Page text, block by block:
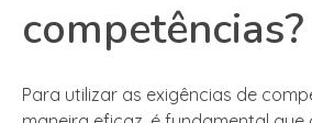
competências?
Para utilizar as exigências de